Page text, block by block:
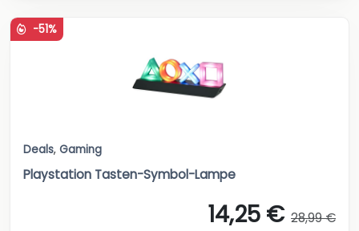
-51%
Deals, Gaming
Playstation Tasten-Symbol-Lampe
14,25 € 28,99 €